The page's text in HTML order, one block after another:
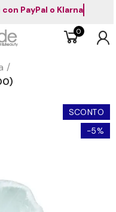
con PayPal o
0
SCONTO
-5%